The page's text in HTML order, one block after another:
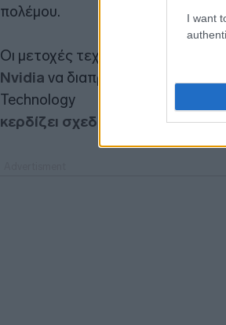
I want
πολέμου.
Οι μετοχές τεχνολογίας
Nvidia να διαπραγματεύεται
Technology
κερδίζει σχεδόν 4,5%.